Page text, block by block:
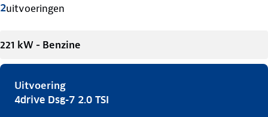
2uitvoeringen
221 kW - Benzine
Uitvoering
Cupra Ateca i, 2.0 tsi, 221 kW, Benzine, 5 deuren
4drive Dsg-7 2.0 TSI